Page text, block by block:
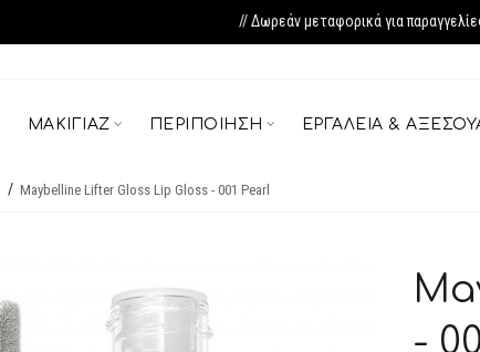
// Δωρεάν μεταφορικά για
ΜΑΚΙΓΙΆΖ ΠΕΡΙΠΟΊΗΣΗ ΕΡΓΑΛΕΊΑ &
Maybelline Lifter Gloss Lip Gloss - 001 Pearl
-